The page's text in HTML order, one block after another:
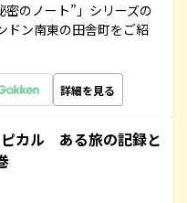
のノート”」シリーズの
ドン南東の田舎町をご紹
詳細を見る
カル ある旅の記録と